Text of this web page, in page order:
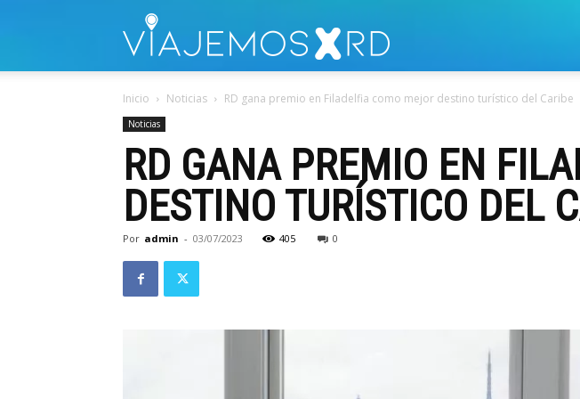
Inicio Noticias RD gana premio en Filadelfia como mejor destino turístico del Caribe
Noticias
RD GANA PREMIO EN
DESTINO TURÍSTICO DEL
Por admin - 03/07/2023 405 0